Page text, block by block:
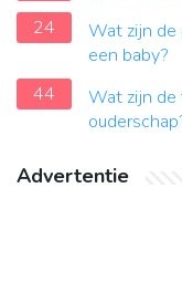
24
Wat zijn de
een baby?
44
Wat zijn de
Advertentie